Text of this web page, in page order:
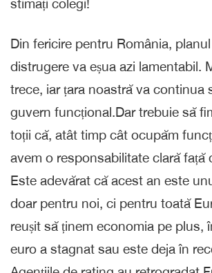
stimați colegi!
Din fericire pentru România,
distrugere va eșua azi lamentabil.
trece, iar țara noastră va continua
guvern funcțional.Dar trebuie să
toții că, atât timp cât ocupăm
avem o responsabilitate clară față
Este adevărat că acest an este
doar pentru noi, ci pentru toată
reușit să ținem economia pe plus,
euro a stagnat sau este deja în